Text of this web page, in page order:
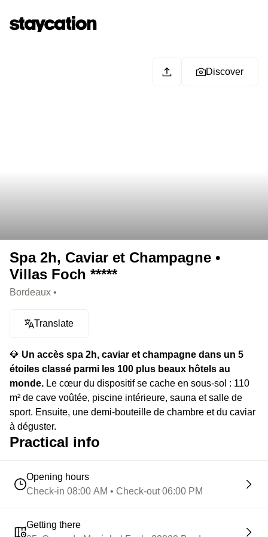
Discover
Spa 2h, Caviar et Champagne •
Villas Foch *****
Bordeaux •
Translate
💎 Un accès spa 2h, caviar et champagne dans un 5
étoiles classé parmi les 100 plus beaux hôtels au
monde. Le cœur du dispositif se cache en sous-sol : 110
m² de cave voûtée, piscine intérieure, sauna et salle de
sport. Ensuite, une demi-bouteille de chambre et du caviar
à déguster.
Practical info
Opening hours
Check-in 08:00 AM • Check-out 06:00 PM
Getting there